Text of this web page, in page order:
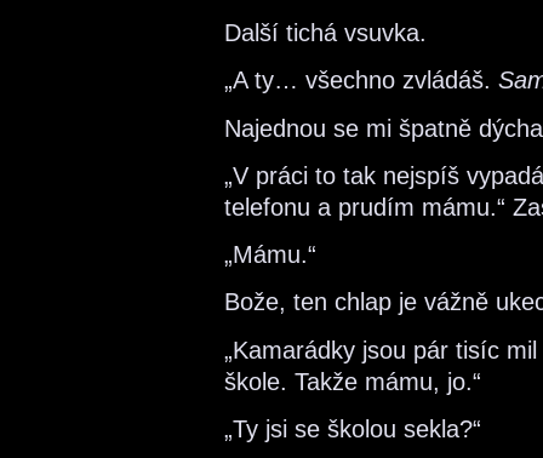
Další tichá vsuvka.
„A ty… všechno zvládáš.
Najednou se mi špatně
„V práci to tak nejspíš
telefonu a prudím mámu.“
„Mámu.“
Bože, ten chlap je vážně
„Kamarádky jsou pár tisíc
škole. Takže mámu, jo.“
„Ty jsi se školou sekla?“